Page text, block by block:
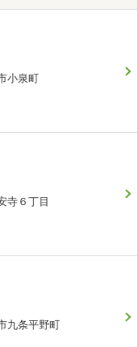
小泉町
寺６丁目
九条平野町